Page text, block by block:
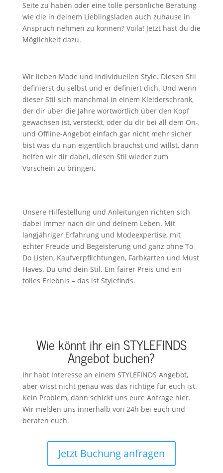
Seite zu haben oder eine tolle persönliche Beratung
wie die in deinem Lieblingsladen auch zuhause in
Anspruch nehmen zu können? Voila! Jetzt hast du die
Möglichkeit dazu.
Wir lieben Mode und individuellen Style. Diesen Stil
definierst du selbst und er definiert dich. Und wenn
dieser Stil sich manchmal in einem Kleiderschrank,
der dir über die Jahre wortwörtlich über den Kopf
gewachsen ist, versteckt, oder du dir bei all dem On-,
und Offline-Angebot einfach gar nicht mehr sicher
bist was du nun eigentlich brauchst und willst, dann
helfen wir dir dabei, diesen Stil wieder zum
Vorschein zu bringen.
Unsere Hilfestellung und Anleitungen richten sich
dabei immer nach dir und deinem Leben. Mit
langjähriger Erfahrung und Modeexpertise, mit
echter Freude und Begeisterung und ganz ohne To
Do Listen, Kaufverpflichtungen, Farbkarten und Must
Haves. Du und dein Stil. Ein fairer Preis und ein
tolles Erlebnis – das ist Stylefinds.
Wie könnt ihr ein STYLEFINDS
Angebot buchen?
Ihr habt Interesse an einem STYLEFINDS Angebot,
aber wisst nicht genau was das richtige für euch ist.
Kein Problem, dann schickt uns eure Anfrage hier.
Wir melden uns innerhalb von 24h bei euch und
beraten euch.
Jetzt Buchung anfragen